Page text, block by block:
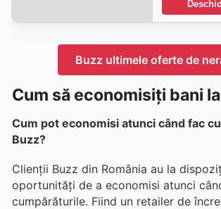
Buzz ultimele oferte de
Cum să economisiți bani
Cum pot economisi atunci când fac
Buzz?
Clienții Buzz din România au la
oportunități de a economisi atunci
cumpărăturile. Fiind un retailer de